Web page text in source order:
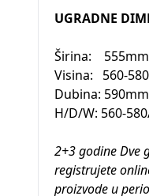
UGRADNE
Širina: 555mm
Visina: 560-
Dubina: 590mm
H/D/W: 560-
2+3 godine Dve
registrujete
proizvode u